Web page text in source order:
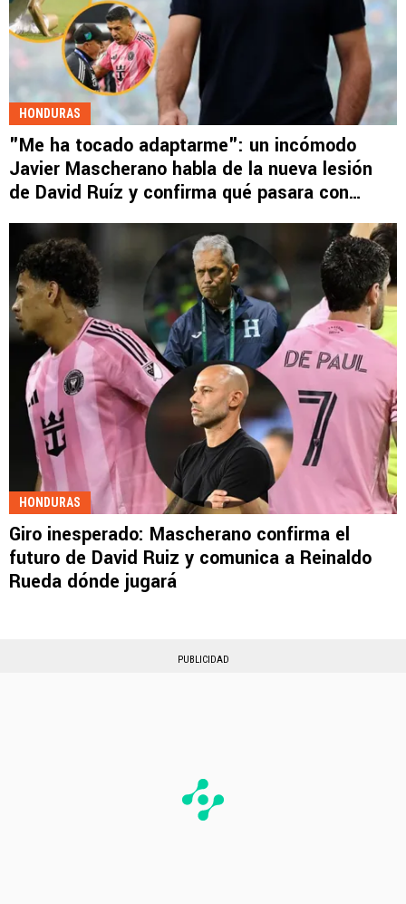
HONDURAS
"Me ha tocado adaptarme": un incómodo
Javier Mascherano habla de la nueva lesión
de David Ruíz y confirma qué pasara con
Messi y Suárez
HONDURAS
Giro inesperado: Mascherano confirma el
futuro de David Ruiz y comunica a Reinaldo
Rueda dónde jugará
PUBLICIDAD